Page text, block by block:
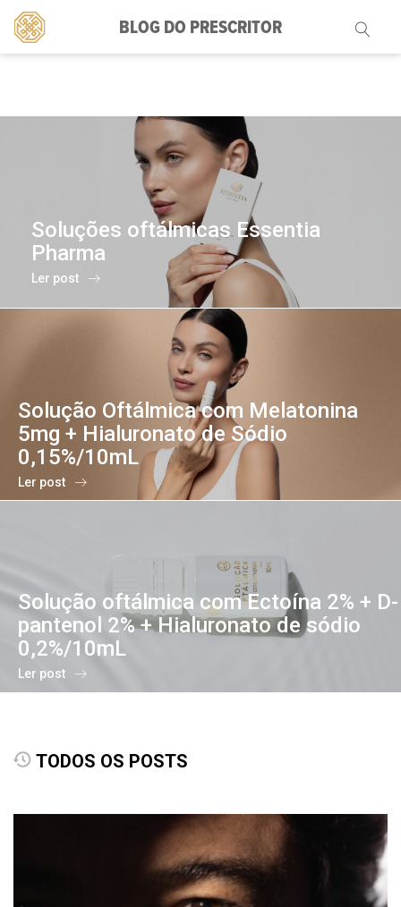
BLOG DO PRESCRITOR
Pesquisar
por:
Soluções oftálmicas Essentia
Pharma
Ler post
Solução Oftálmica com Melatonina
5mg + Hialuronato de Sódio
0,15%/10mL
Ler post
Solução oftálmica com Ectoína 2% + D-
pantenol 2% + Hialuronato de sódio
0,2%/10mL
Ler post
TODOS OS POSTS